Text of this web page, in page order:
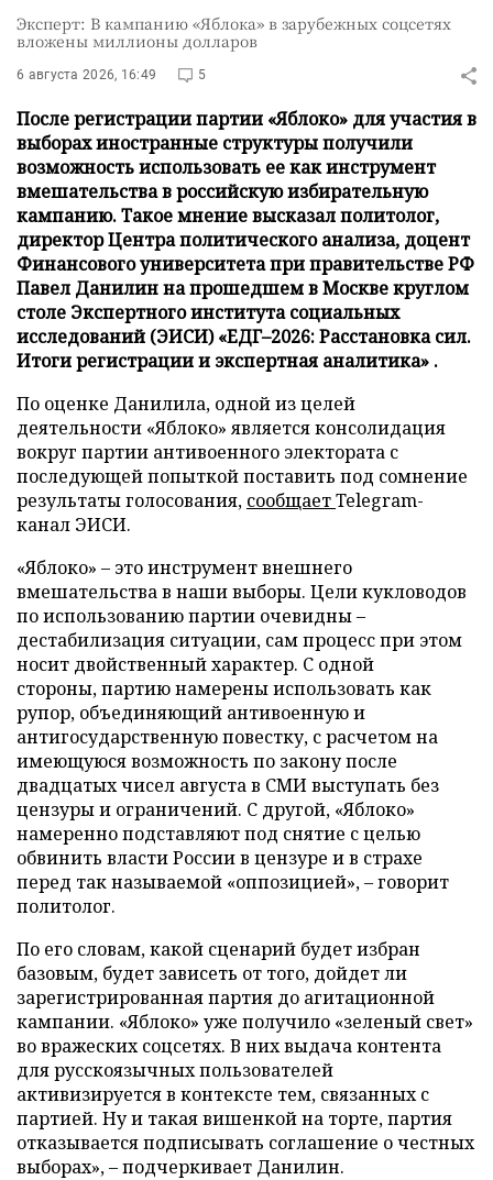
Эксперт: В кампанию «Яблока» в зарубежных соцсетях
вложены миллионы долларов
6 августа 2026, 16:49 5
После регистрации партии «Яблоко» для участия в
выборах иностранные структуры получили
возможность использовать ее как инструмент
вмешательства в российскую избирательную
кампанию. Такое мнение высказал политолог,
директор Центра политического анализа, доцент
Финансового университета при правительстве РФ
Павел Данилин на прошедшем в Москве круглом
столе Экспертного института социальных
исследований (ЭИСИ) «ЕДГ–2026: Расстановка сил.
Итоги регистрации и экспертная аналитика» .
По оценке Данилила, одной из целей
деятельности «Яблоко» является консолидация
вокруг партии антивоенного электората с
последующей попыткой поставить под сомнение
результаты голосования, сообщаетTelegram-
канал ЭИСИ.
«Яблоко» – это инструмент внешнего
вмешательства в наши выборы. Цели кукловодов
по использованию партии очевидны –
дестабилизация ситуации, сам процесс при этом
носит двойственный характер. С одной
стороны, партию намерены использовать как
рупор, объединяющий антивоенную и
антигосударственную повестку, с расчетом на
имеющуюся возможность по закону после
двадцатых чисел августа в СМИ выступать без
цензуры и ограничений. С другой, «Яблоко»
намеренно подставляют под снятие с целью
обвинить власти России в цензуре и в страхе
перед так называемой «оппозицией», – говорит
политолог.
По его словам, какой сценарий будет избран
базовым, будет зависеть от того, дойдет ли
зарегистрированная партия до агитационной
кампании. «Яблоко» уже получило «зеленый свет»
во вражеских соцсетях. В них выдача контента
для русскоязычных пользователей
активизируется в контексте тем, связанных с
партией. Ну и такая вишенкой на торте, партия
отказывается подписывать соглашение о честных
выборах», – подчеркивает Данилин.